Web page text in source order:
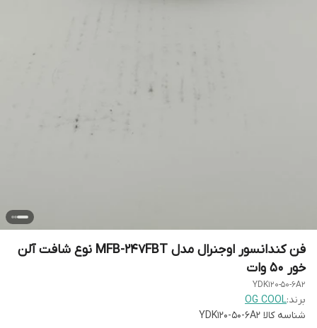
فن کندانسور اوجنرال مدل MFB-247FBT نوع شافت آلن
خور 50 وات
YDK120-50-6A2
برند:OG COOL
شناسه کالا YDK120-50-6A2